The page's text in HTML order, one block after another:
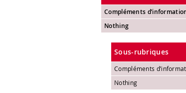
Compléments
Nothing
Sous-rubriques
Compléments
Nothing